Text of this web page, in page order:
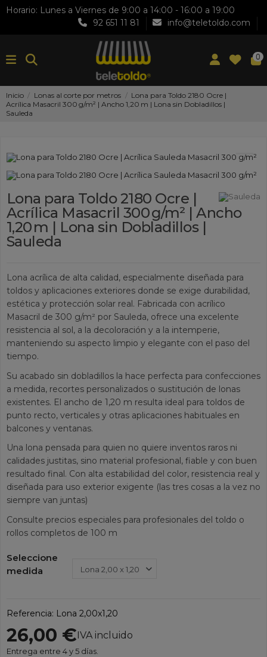
Horario: Lunes a Viernes de 9:00 a 14:00 - 16:00 a 19:00
92 651 11 81
info@teletoldo.com
0
Inicio Lonas al corte por metros
Lona para Toldo 2180 Ocre |
Acrílica Masacril 300 g/m² | Ancho 1,20 m | Lona sin Dobladillos |
Sauleda
Lona para Toldo 2180 Ocre |
Acrílica Masacril 300 g/m² | Ancho
1,20 m | Lona sin Dobladillos |
Sauleda
Lona acrílica de alta calidad, especialmente diseñada para
toldos y aplicaciones exteriores donde se exige durabilidad,
estética y protección solar real. Fabricada con acrílico
Masacril de 300 g/m² por Sauleda, ofrece una excelente
resistencia al sol, a la decoloración y a la intemperie,
manteniendo su aspecto limpio y elegante con el paso del
tiempo.
Su acabado sin dobladillos la hace perfecta para confecciones
a medida, recortes personalizados o sustitución de lonas
existentes. El ancho de 1,20 m resulta ideal para toldos de
punto recto, verticales y otras aplicaciones habituales en
balcones y ventanas.
Una lona pensada para quien no quiere inventos raros ni
calidades justitas, sino material profesional, fiable y con buen
resultado final. Con alta estabilidad del color, resistencia real y
diseñada para uso exterior exigente (las tres cosas a la vez no
siempre van juntas)
Consulte precios especiales para profesionales del toldo o
rollos completos de 100 m
Seleccione
medida
Referencia: Lona 2,00x1,20
26,00 €IVA incluido
Entrega entre 4 y 5 días.